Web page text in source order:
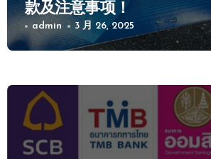
款及注意事项！
admin 3 月 26, 2025